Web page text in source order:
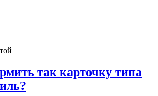
так карточку типа